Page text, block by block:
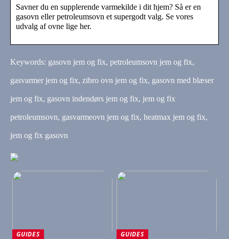
Savner du en supplerende varmekilde i dit hjem? Så er en
gasovn eller petroleumsovn et supergodt valg. Se vores
udvalg af ovne lige her.
Keywords: gasovn jem og fix, petroleumsovn jem og fix,
gasvarmer jem og fix, zibro ovn jem og fix, gasovn med blæser
jem og fix, gasovn indendørs jem og fix, jem og fix
petroleumsovn, gasvarmeovn jem og fix, heatmax jem og fix,
jem og fix gasovn
GUIDES
GUIDES